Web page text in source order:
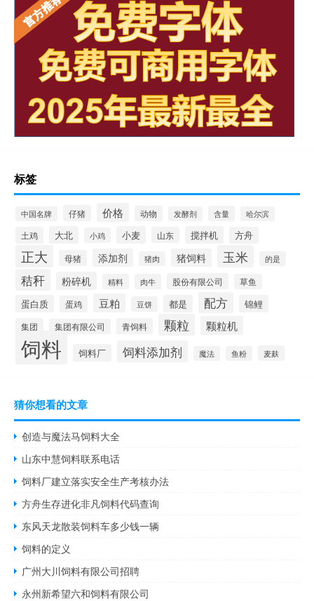
标签
中国名牌 仔猪 价格 动物 发酵剂 含量 哈尔滨
土鸡 大北 小鸡 小麦 山东 搅拌机 方舟
正大 母猪 添加剂 猪肉 猪饲料 玉米 的是
秸秆 粉碎机 精料 肉牛 股份有限公司 草鱼
蛋白质 蛋鸡 豆粕 豆饼 都是 配方 锦鲤
集团 集团有限公司 青饲料 颗粒 颗粒机
饲料 饲料厂 饲料添加剂 魔法 鱼粉 麦麸
猜你想看的文章
创造与魔法马饲料大全
山东中慧饲料联系电话
饲料厂建立落实安全生产考核办法
方舟生存进化非凡饲料代码查询
东风天龙散装饲料车多少钱一辆
饲料的定义
广州大川饲料有限公司招聘
永州新希望六和饲料有限公司